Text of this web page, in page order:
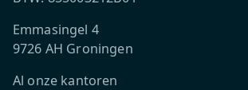
Emmasingel 4
9726 AH Groningen
Al onze kantoren